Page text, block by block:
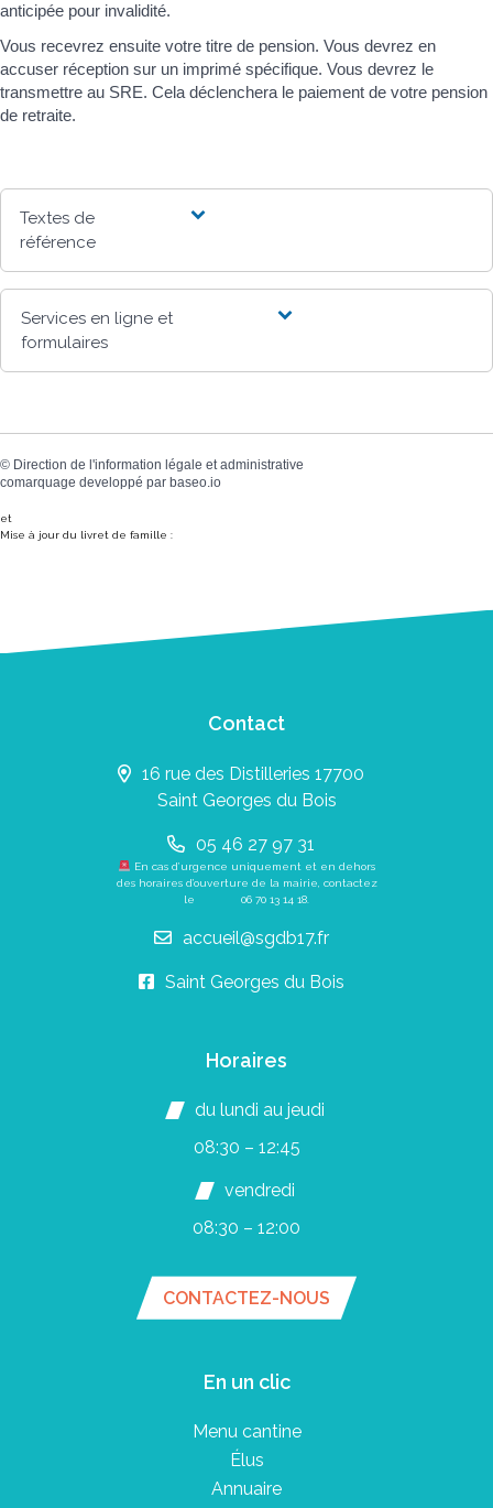
anticipée pour invalidité.
Vous recevrez ensuite votre titre de pension. Vous devrez en
accuser réception sur un imprimé spécifique. Vous devrez le
transmettre au SRE. Cela déclenchera le paiement de votre pension
de retraite.
Textes de
référence
Services en ligne et
formulaires
© Direction de l'information légale et administrative
comarquage developpé par baseo.io
et
Mise à jour du livret de famille :
Contact
16 rue des Distilleries 17700
Saint Georges du Bois
05 46 27 97 31
En cas d’urgence uniquement et en dehors
des horaires d’ouverture de la mairie, contactez
le 06 70 13 14 18
accueil@sgdb17.fr
Saint Georges du Bois
Horaires
du lundi au jeudi
08:30 – 12:45
vendredi
08:30 – 12:00
CONTACTEZ-NOUS
En un clic
Menu cantine
Élus
Annuaire